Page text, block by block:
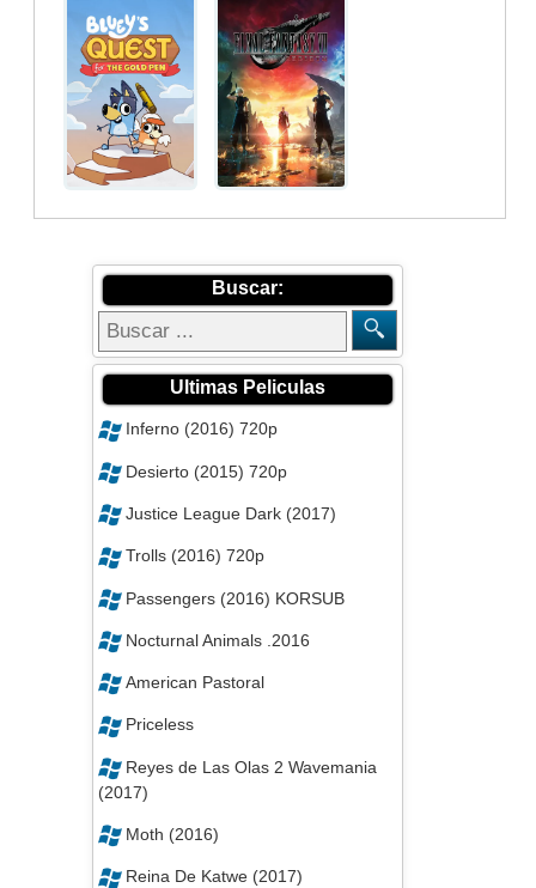
Buscar:
Ultimas Peliculas
Inferno (2016) 720p
Desierto (2015) 720p
Justice League Dark (2017)
Trolls (2016) 720p
Passengers (2016) KORSUB
Nocturnal Animals .2016
American Pastoral
Priceless
Reyes de Las Olas 2 Wavemania
(2017)
Moth (2016)
Reina De Katwe (2017)